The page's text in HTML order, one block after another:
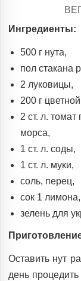
Ингредиенты:
500 г нута,
пол стакана
2 луковицы,
200 г
2 ст. л.
морса,
1 ст. л. соды,
1 ст. л. муки,
соль, перец,
сок 1 лимона,
зелень для
Оставить нут
день